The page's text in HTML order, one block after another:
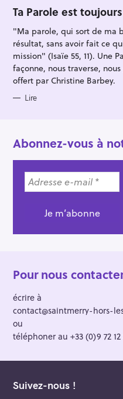
O
R
E
Ta Parole est
"Ma parole, qui sort de ma
résultat, sans avoir fait ce
mission" (Isaïe 55, 11). Une
façonne, nous traverse,
offert par Christine Barbey.
Lire
Abonnez-vous à
Pour nous
écrire à
contact@saintmerry-hors-
ou
téléphoner au +33 (0)9 72 12
Suivez-nous !